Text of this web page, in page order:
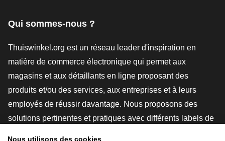
Qui sommes-nous ?
Thuiswinkel.org est un réseau leader d'inspiration en
matière de commerce électronique qui permet aux
magasins et aux détaillants en ligne proposant des
produits et/ou des services, aux entreprises et à leurs
employés de réussir davantage. Nous proposons des
solutions pertinentes et pratiques avec différents labels de
Nous utilisons des cookies